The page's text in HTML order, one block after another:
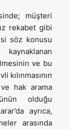
müşteri
rekabet gibi
söz konusu
ve bu
kılınmasının
ve hak arama
olduğu
ayrıca,
arasında